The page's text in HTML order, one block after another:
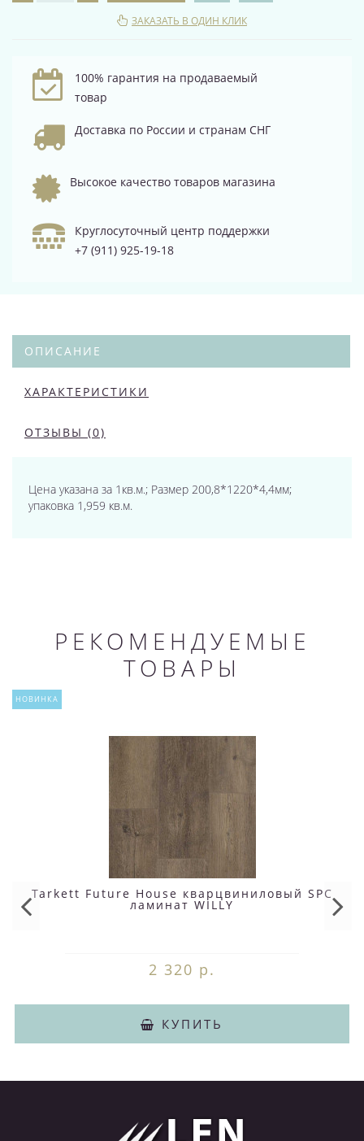
ЗАКАЗАТЬ В ОДИН КЛИК
100% гарантия на продаваемый
товар
Доставка по России и странам СНГ
Высокое качество товаров магазина
Круглосуточный центр поддержки
+7 (911) 925-19-18
ОПИСАНИЕ
ХАРАКТЕРИСТИКИ
ОТЗЫВЫ (0)
Цена указана за 1кв.м.; Размер 200,8*1220*4,4мм;
упаковка 1,959 кв.м.
РЕКОМЕНДУЕМЫЕ
ТОВАРЫ
НОВИНКА
Tarkett Future House кварцвиниловый SPC
ламинат WILLY
2 320 р.
КУПИТЬ